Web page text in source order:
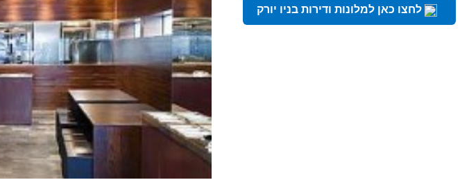
לחצו כאן למלונות ודירות בניו יורק